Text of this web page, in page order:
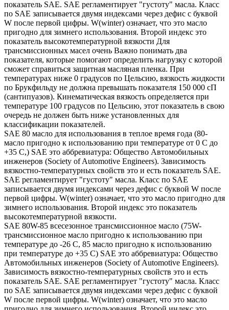
показатель SAE. SAE регламентирует "густоту" масла. Класс
по SAE записывается двумя индексами через дефис с буквой
W после первой цифры. W(winter) означает, что это масло
пригодно для зимнего использования. Второй индекс это
показатель высокотемпературной вязкости Для
трансмиссионных масел очень Важно понимать два
показателя, которые помогают определить нагрузку с которой
сможет справиться защитная масляная пленка. При
температурах ниже 0 градусов по Цельсию, вязкость жидкости
по Брукфильду не должна превышать показателя 150 000 сП
(сантипуазов). Кинематическая вязкость определяется при
температуре 100 градусов по Цельсию, этот показатель в свою
очередь не должен быть ниже установленных для
классификации показателей.
SAE 80 масло для использования в теплое время года (80-
масло пригодно к использованию при температуре от 0 С до
+35 С,) SAE это аббревиатура: Общество Автомобильных
инженеров (Society of Automotive Engineers). Зависимость
вязкостно-температурных свойств это и есть показатель SAE.
SAE регламентирует "густоту" масла. Класс по SAE
записывается двумя индексами через дефис с буквой W после
первой цифры. W(winter) означает, что это масло пригодно для
зимнего использования. Второй индекс это показатель
высокотемпературной вязкости.
SAE 80W-85 всесезонное трансмиссионное масло (75W-
трансмиссионное масло пригодно к использованию при
температуре до -26 С, 85 масло пригодно к использованию
при температуре до +35 С) SAE это аббревиатура: Общество
Автомобильных инженеров (Society of Automotive Engineers).
Зависимость вязкостно-температурных свойств это и есть
показатель SAE. SAE регламентирует "густоту" масла. Класс
по SAE записывается двумя индексами через дефис с буквой
W после первой цифры. W(winter) означает, что это масло